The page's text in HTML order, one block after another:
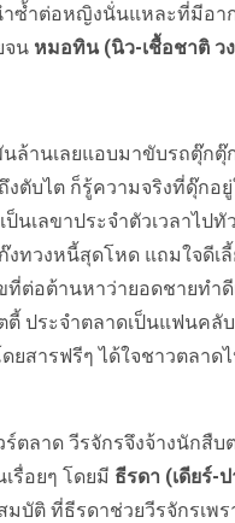
ซ้ำต่อหญิงนั่นแหละที่มีอาก
จน หมอทิน (นิว-เชื้อชาติ ว
านเลยแอบมาขับรถตุ๊กตุ๊
งตับไต ก็รู้ความจริงที่ดุ๊ก
นเลขาประจำตัวเวลาไ
งทวงหนี้สุดโหด แถมใจดี
อต้านหาว่ายอดชายทำ
ประจำตลาดเป็นแฟนค
ยสารฟรีๆ ได้ใจชาวตล
ลาด วีรจักรจึงจ้างนักสื
รื่อยๆ โดยมี ธีรดา (เดียร์-
มบัติ ที่ธีรดาช่วยวีรจักรเ